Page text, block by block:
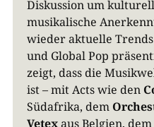
Diskussion um
musikalische
wieder aktuelle
und Global Pop
zeigt, dass die
ist – mit Acts wie den
Südafrika, dem
Vetexaus Belgien,